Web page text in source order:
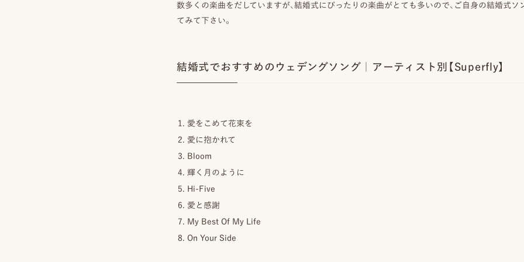
数多くの楽曲をだしていますが、結婚式にぴったりの楽曲がとても多いので、ご自身の結婚式
てみて下さい。
結婚式でおすすめのウェデングソング｜アーティスト別【Superfly】
愛をこめて花束を
愛に抱かれて
Bloom
輝く月のように
Hi-Five
愛と感謝
My Best Of My Life
On Your Side